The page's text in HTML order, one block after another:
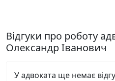
Відгуки про роботу
Олександр Іванович
У адвоката ще немає